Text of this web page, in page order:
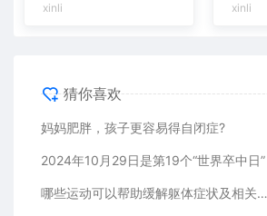
xinli xinli
猜你喜欢
妈妈肥胖，孩子更容易得自闭症?
2024年10月29日是第19个“世界卒中日”
哪些运动可以帮助缓解躯体症状及相关障碍